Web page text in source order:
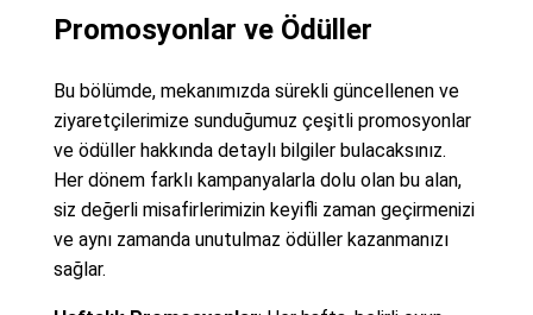
Promosyonlar ve Ödüller
Bu bölümde, mekanımızda sürekli güncellenen ve
ziyaretçilerimize sunduğumuz çeşitli promosyonlar
ve ödüller hakkında detaylı bilgiler bulacaksınız.
Her dönem farklı kampanyalarla dolu olan bu alan,
siz değerli misafirlerimizin keyifli zaman geçirmenizi
ve aynı zamanda unutulmaz ödüller kazanmanızı
sağlar.